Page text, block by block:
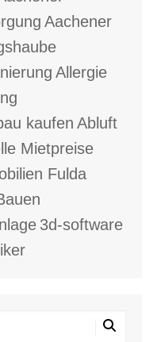
Aachener
Allergie
kaufen Abluft
Mietpreise
Fulda
3d-software